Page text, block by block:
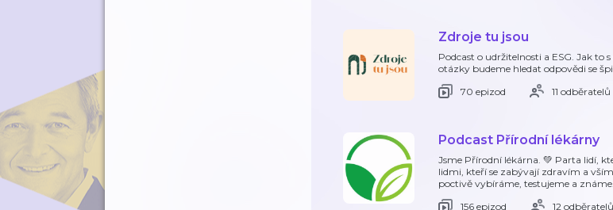
Zdroje tu jsou
Podcast o udržitelnosti a ESG. Jak to
otázky budeme hledat odpovědi se
70 epizod
11 odběratelů
Podcast Přírodní lékárny
Jsme Přírodní lékárna. 💚 Parta lidí,
lidmi, kteří se zabývají zdravím a
poctivě vybíráme, testujeme a
156 epizod
12 odběratelů